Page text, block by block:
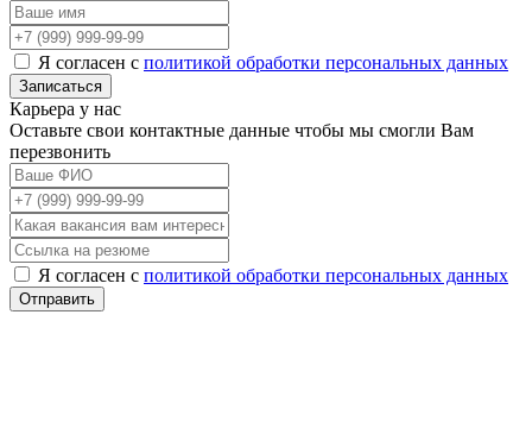
Я согласен с политикой обработки персональных данных
Записаться
Карьера у нас
Оставьте свои контактные данные чтобы мы смогли Вам
перезвонить
Я согласен с политикой обработки персональных данных
Отправить